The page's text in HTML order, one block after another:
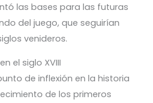
las bases para las futuras
del juego, que seguirían
venideros.
el siglo XVIII
de inflexión en la historia
de los primeros